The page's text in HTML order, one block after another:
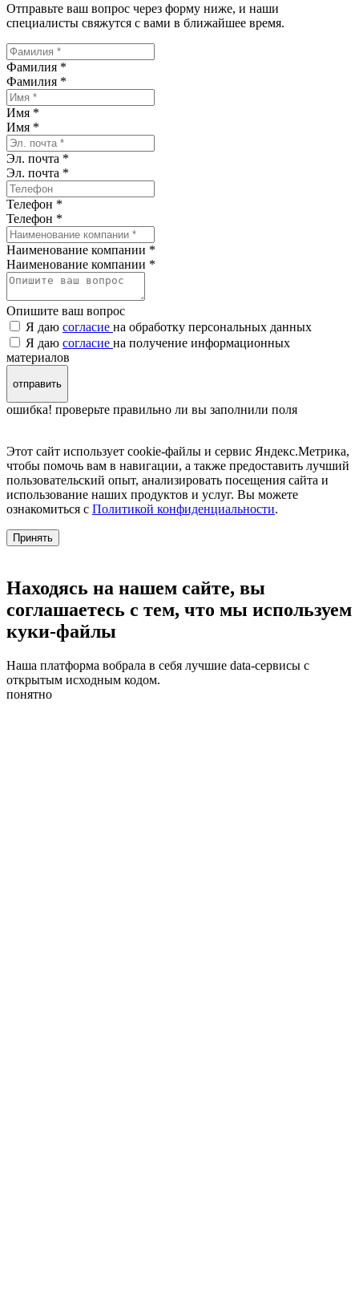
Отправьте ваш вопрос через форму ниже, и наши
специалисты свяжутся с вами в ближайшее время.
Фамилия *
Фамилия *
Имя *
Имя *
Эл. почта *
Эл. почта *
Телефон *
Телефон *
Наименование компании *
Наименование компании *
Опишите ваш вопрос
Я даю согласие на обработку персональных данных
Я даю согласие на получение информационных
материалов
отправить
ошибка! проверьте правильно ли вы заполнили поля
Этот сайт использует cookie-файлы и сервис Яндекс.Метрика,
чтобы помочь вам в навигации, а также предоставить лучший
пользовательский опыт, анализировать посещения сайта и
использование наших продуктов и услуг. Вы можете
ознакомиться с Политикой конфиденциальности.
Принять
Находясь на нашем сайте, вы
соглашаетесь с тем, что мы используем
куки-файлы
Наша платформа вобрала в себя лучшие data-сервисы с
открытым исходным кодом.
понятно